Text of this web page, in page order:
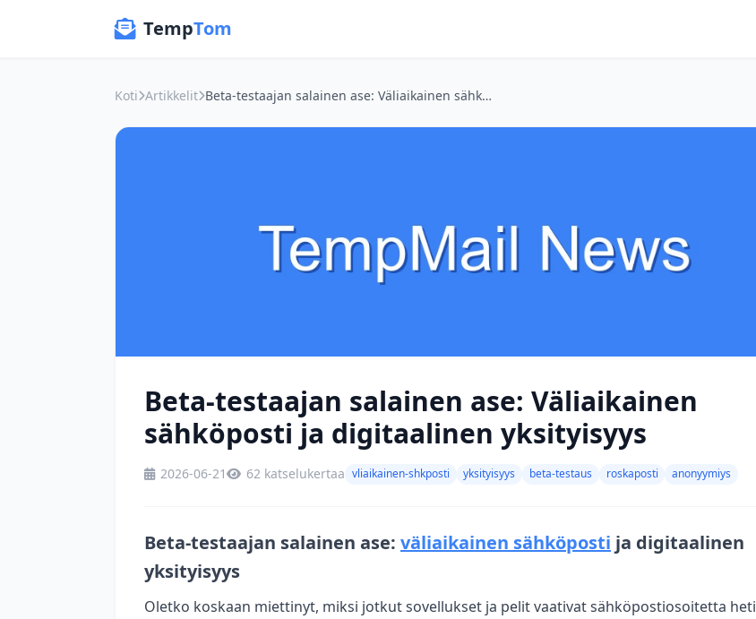
TempTom
Koti Artikkelit Beta-testaajan salainen ase: Väliaikainen sähköposti ja digitaalinen yksityisyys
Beta-testaajan salainen ase: Väliaikainen
sähköposti ja digitaalinen yksityisyys
2026-06-21 62 katselukertaa vliaikainen-shkposti yksityisyys beta-testaus roskaposti anonyymiys
Beta-testaajan salainen ase: väliaikainen sähköposti ja digitaalinen
yksityisyys
Oletko koskaan miettinyt, miksi jotkut sovellukset ja pelit vaativat sähköpostiosoitetta heti